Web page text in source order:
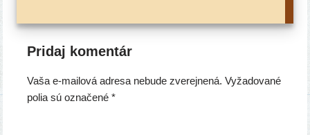
Pridaj komentár
Vaša e-mailová adresa nebude zverejnená. Vyžadované
polia sú označené*